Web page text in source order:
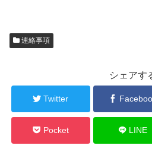
連絡事項
シェアす
Twitter
Pocket LINE